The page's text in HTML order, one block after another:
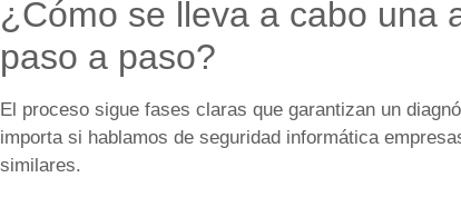
¿Cómo se lleva a cabo una
paso a paso?
El proceso sigue fases claras que garantizan un
importa si hablamos de seguridad informática
similares.